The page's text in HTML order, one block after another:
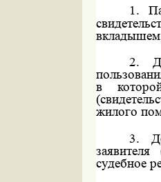
1.
2.
в
жилого
3.
судебное